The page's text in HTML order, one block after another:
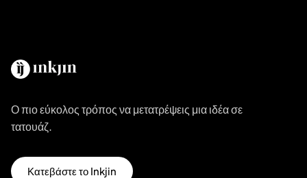
Ο πιο εύκολος τρόπος να μετατρέψεις μια ιδέα σε
τατουάζ.
Κατεβάστε το Inkjin